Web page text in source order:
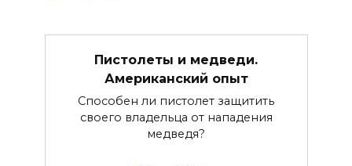
Пистолеты и медведи.
Американский опыт
Способен ли пистолет защитить
своего владельца от нападения
медведя?